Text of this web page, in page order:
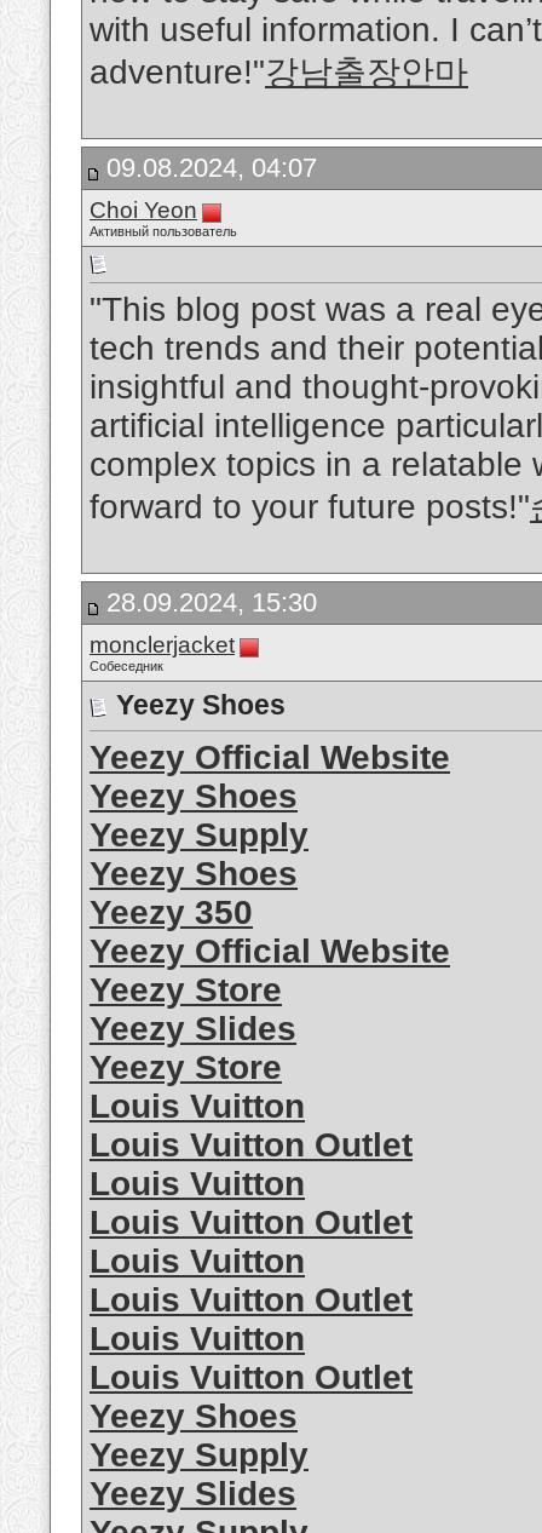
with useful information. I
adventure!"강남출장안마
09.08.2024, 04:07
Choi Yeon
Активный пользователь
"This blog post was a real
tech trends and their
insightful and thought-
artificial intelligence
complex topics in a relatable
forward to your future posts!"
28.09.2024, 15:30
monclerjacket
Собеседник
Yeezy Shoes
Yeezy Official Website
Yeezy Shoes
Yeezy Supply
Yeezy Shoes
Yeezy 350
Yeezy Official Website
Yeezy Store
Yeezy Slides
Yeezy Store
Louis Vuitton
Louis Vuitton Outlet
Louis Vuitton
Louis Vuitton Outlet
Louis Vuitton
Louis Vuitton Outlet
Louis Vuitton
Louis Vuitton Outlet
Yeezy Shoes
Yeezy Supply
Yeezy Slides